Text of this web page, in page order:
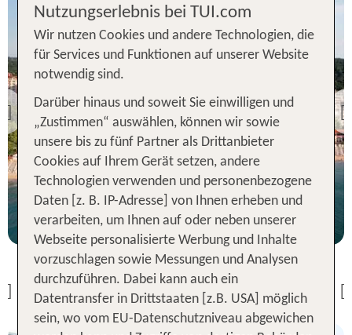
Previous
Albena inkl. Flug
Astoria
88 % Weiterempfehlung
7 Nächte, AI, DZ
p.P. ab 646 €
Previous
Albena inkl. Flug
Palitra
7 Nächte, Ü, DZ
statt
656 €
p.P. ab 386 €
Nutzungserlebnis bei TUI.com
Wir nutzen Cookies und andere Technologien, die
für Services und Funktionen auf unserer Website
notwendig sind.
Darüber hinaus und soweit Sie einwilligen und
„Zustimmen“ auswählen, können wir sowie
unsere bis zu fünf Partner als Drittanbieter
Cookies auf Ihrem Gerät setzen, andere
Technologien verwenden und personenbezogene
Daten [z. B. IP-Adresse] von Ihnen erheben und
verarbeiten, um Ihnen auf oder neben unserer
Webseite personalisierte Werbung und Inhalte
vorzuschlagen sowie Messungen und Analysen
durchzuführen. Dabei kann auch ein
Datentransfer in Drittstaaten [z.B. USA] möglich
sein, wo vom EU-Datenschutzniveau abgewichen